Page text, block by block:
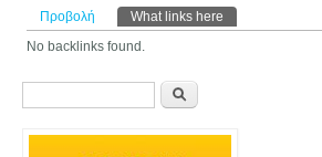
Πρωτεύουσες καρτέλες
Προβολή What links here
No backlinks found.
Φόρμα αναζήτησης